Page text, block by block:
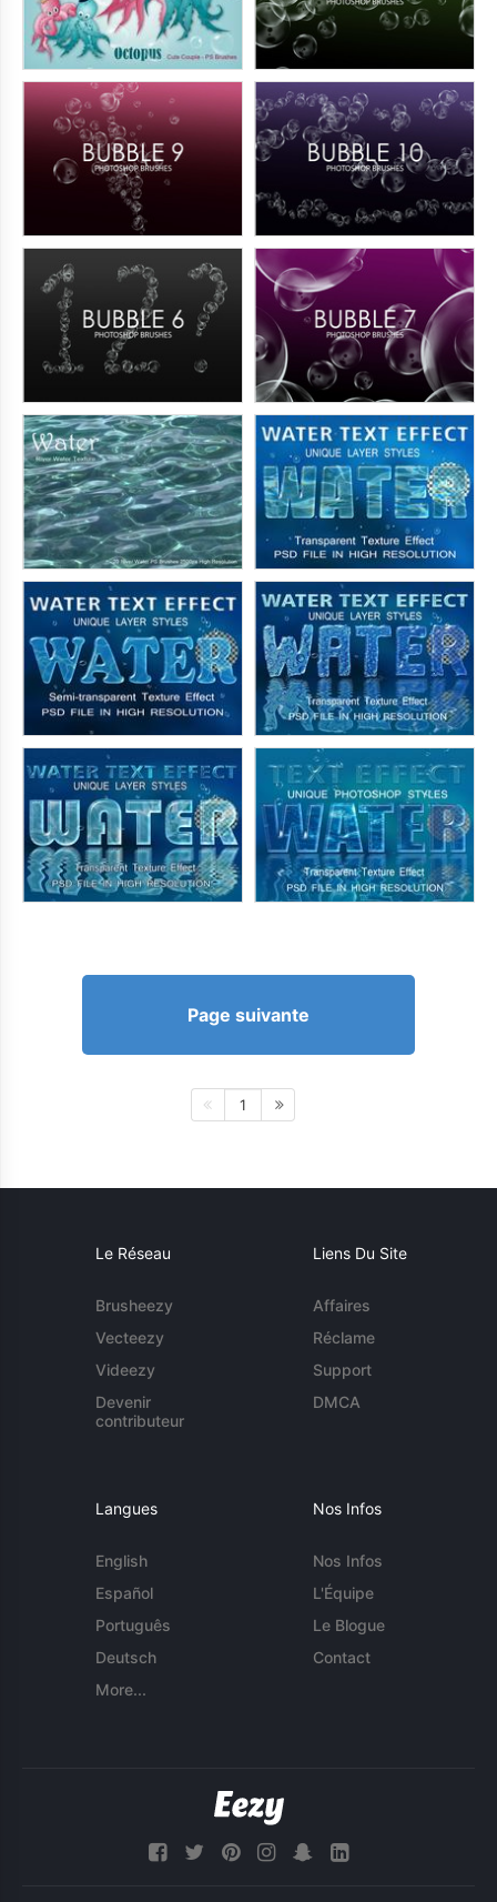
Page suivante
1
Le Réseau
Brusheezy
Vecteezy
Videezy
Devenir
contributeur
Liens Du Site
Affaires
Réclame
Support
DMCA
Langues
English
Español
Português
Deutsch
More...
Nos Infos
Nos Infos
L'Équipe
Le Blogue
Contact